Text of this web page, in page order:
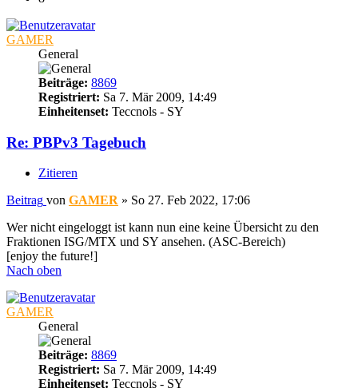
GAMER
General
Beiträge: 8869
Registriert: Sa 7. Mär 2009, 14:49
Einheitenset: Teccnols - SY
Re: PBPv3 Tagebuch
Zitieren
Beitrag von GAMER » So 27. Feb 2022, 17:06
Wer nicht eingeloggt ist kann nun eine keine Übersicht zu den
Fraktionen ISG/MTX und SY ansehen. (ASC-Bereich)
[enjoy the future!]
Nach oben
GAMER
General
Beiträge: 8869
Registriert: Sa 7. Mär 2009, 14:49
Einheitenset: Teccnols - SY